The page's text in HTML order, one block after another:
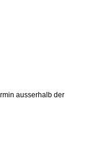
ausserhalb der